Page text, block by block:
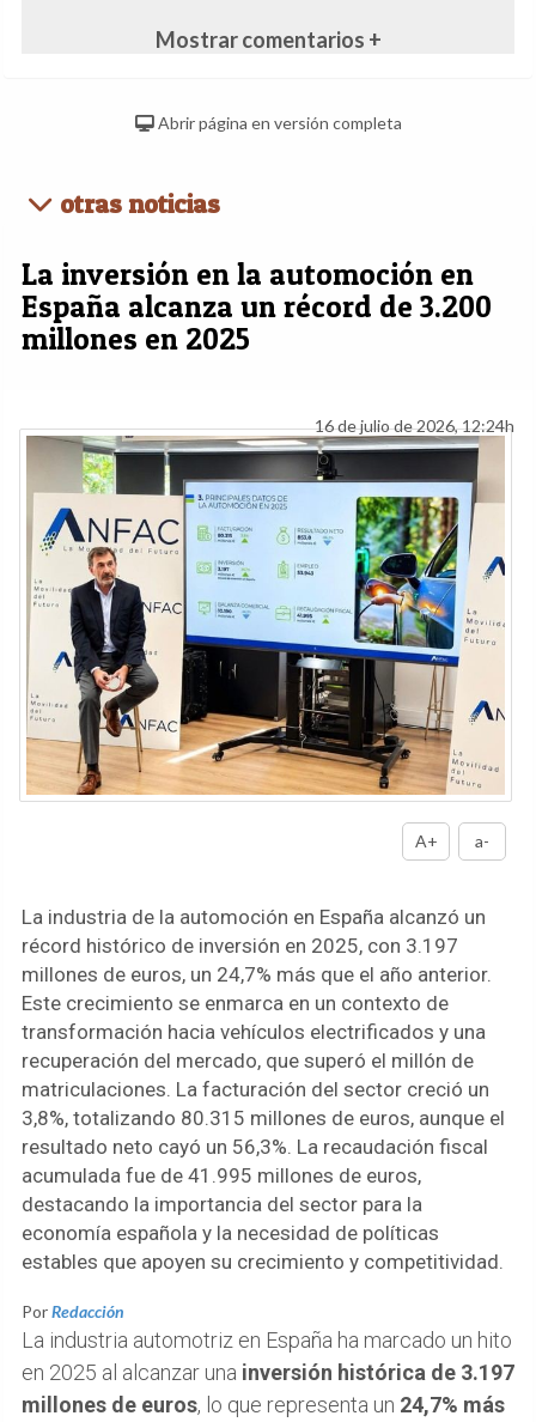
Mostrar comentarios +
Abrir página en versión completa
otras noticias
La inversión en la automoción en
España alcanza un récord de 3.200
millones en 2025
16 de julio de 2026, 12:24h
A+ a-
La industria de la automoción en España alcanzó un
récord histórico de inversión en 2025, con 3.197
millones de euros, un 24,7% más que el año anterior.
Este crecimiento se enmarca en un contexto de
transformación hacia vehículos electrificados y una
recuperación del mercado, que superó el millón de
matriculaciones. La facturación del sector creció un
3,8%, totalizando 80.315 millones de euros, aunque el
resultado neto cayó un 56,3%. La recaudación fiscal
acumulada fue de 41.995 millones de euros,
destacando la importancia del sector para la
economía española y la necesidad de políticas
estables que apoyen su crecimiento y competitividad.
PorRedacción
La industria automotriz en España ha marcado un hito
en 2025 al alcanzar una inversión histórica de 3.197
millones de euros, lo que representa un 24,7% más